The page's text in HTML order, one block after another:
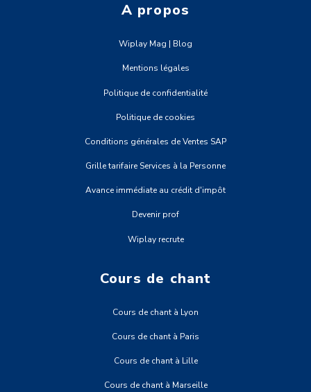
A propos
Wiplay Mag | Blog
Mentions légales
Politique de confidentialité
Politique de cookies
Conditions générales de Ventes SAP
Grille tarifaire Services à la Personne
Avance immédiate au crédit d'impôt
Devenir prof
Wiplay recrute
Cours de chant
Cours de chant à Lyon
Cours de chant à Paris
Cours de chant à Lille
Cours de chant à Marseille